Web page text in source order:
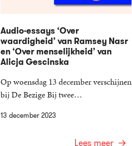
13 december 2023
Audio-essays ‘Over
waardigheid’ van Ramsey Nasr
en ‘Over menselijkheid’ van
Alicja Gescinska
Op woensdag 13 december verschijnen
bij De Bezige Bij twee…
Lees meer